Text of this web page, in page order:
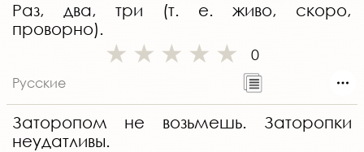
Раз, два, три (т. е. живо, скоро,
проворно).
0
Русские
Заторопом не возьмешь. Заторопки
неудатливы.